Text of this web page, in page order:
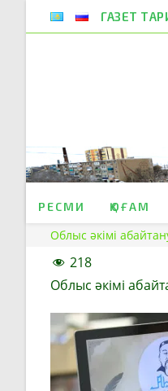
ГАЗЕТ
РЕСМИ ҚОҒАМ
Облыс әкімі
218
Облыс әкімі